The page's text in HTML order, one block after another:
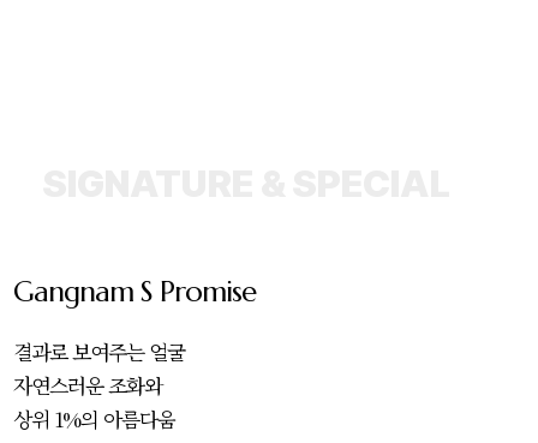
Gangnam S Promise
결과로 보여주는 얼굴
자연스러운 조화와
상위 1%의 아름다움